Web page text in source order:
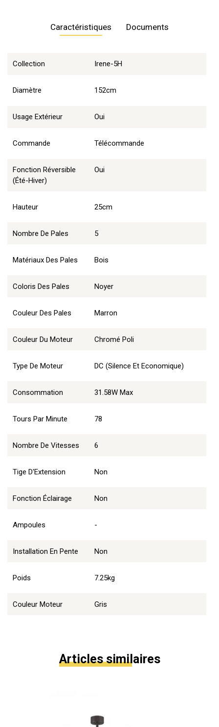
Caractéristiques
Collection Irene-5H
Diamètre 152cm
Usage Extérieur Oui
Commande Télécommande
Fonction Réversible
(été-Hiver)
Oui
Hauteur 25cm
Nombre De Pales 5
Matériaux Des Pales Bois
Coloris Des Pales Noyer
Couleur Des Pales Marron
Couleur Du Moteur Chromé Poli
Type De Moteur DC (Silence Et Economique)
Consommation 31.58W Max
Tours Par Minute 78
Nombre De Vitesses 6
Tige D'Extension Non
Fonction Éclairage Non
Ampoules -
Installation En Pente Non
Poids 7.25kg
Couleur Moteur Gris
Documents
Articles similaires